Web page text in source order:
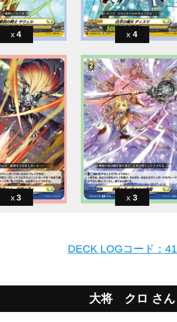
4 4
3 3
DECK LOGコード：
大将 クロ さん